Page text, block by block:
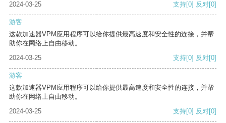
2024-03-25 支持[0] 反对[0]
游客
这款加速器VPM应用程序可以给你提供最高速度和安全性的连接，并帮
助你在网络上自由移动。
2024-03-25
支持[0] 反对[0]
游客
这款加速器VPM应用程序可以给你提供最高速度和安全性的连接，并帮
助你在网络上自由移动。
2024-03-25
支持[0] 反对[0]